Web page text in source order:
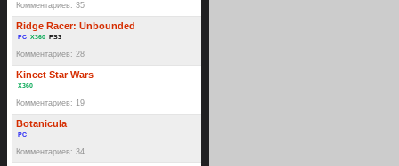
Комментариев: 35
Ridge Racer: Unbounded
PC X360 PS3
Комментариев: 28
Kinect Star Wars
X360
Комментариев: 19
Botanicula
PC
Комментариев: 34